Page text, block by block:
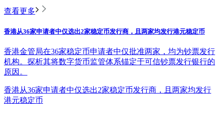
查看更多
香港从36家申请者中仅选出2家稳定币发行商，且两家均发行港元稳定币
香港金管局在36家稳定币申请者中仅批准两家，均为钞票发行
机构。探析其将数字货币监管体系锚定于可信钞票发行银行的
原因。
香港从36家申请者中仅选出2家稳定币发行商，且两家均发行
港元稳定币